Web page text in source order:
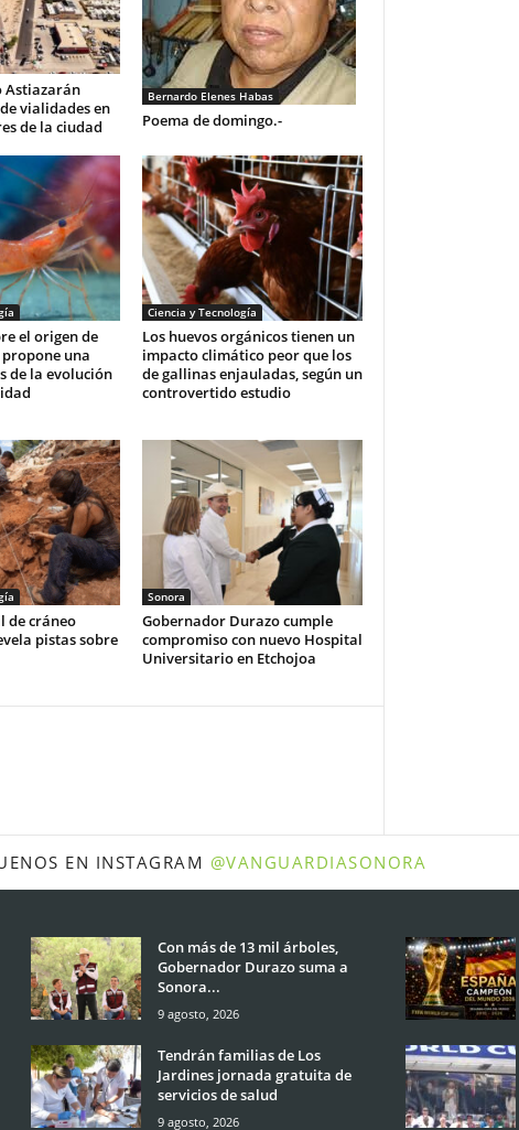
Astiazarán
vialidades en
de la ciudad
Bernardo Elenes Habas
Poema de domingo.-
el origen de
una
de la evolución
Ciencia y Tecnología
Los huevos orgánicos tienen un
impacto climático peor que los
de gallinas enjauladas, según un
controvertido estudio
de cráneo
pistas sobre
Sonora
Gobernador Durazo cumple
compromiso con nuevo Hospital
Universitario en Etchojoa
EN INSTAGRAM @VANGUARDIASONORA
Con más de 13 mil árboles,
Gobernador Durazo suma a
Sonora...
9 agosto, 2026
Tendrán familias de Los
Jardines jornada gratuita de
servicios de salud
9 agosto, 2026